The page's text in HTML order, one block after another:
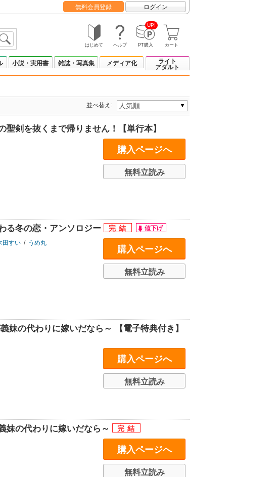
無料会員登録 ログイン
はじめて ヘルプ
UP!
PT購入 カート
小説・実用書 雑誌・写真集 メディア化
ライト
アダルト
並べ替え:
剣を抜くまで帰りません！【単行本】
購入ページへ
無料立読み
る冬の恋・アンソロジー
田すい /
うめ丸
購入ページへ
無料立読み
妹の代わりに嫁いだなら～ 【電子特典付き】
購入ページへ
無料立読み
妹の代わりに嫁いだなら～
購入ページへ
無料立読み